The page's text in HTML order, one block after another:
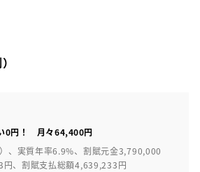
0円！ 月々64,400円
、実質年率6.9%、割賦元金3,790,000
円、割賦支払総額4,639,233円